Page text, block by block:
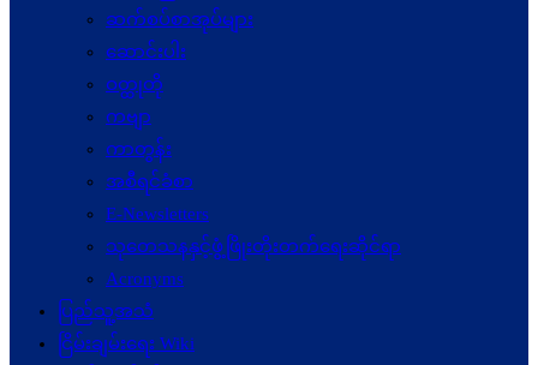
ဆက်စပ်စာအုပ်များ
ဆောင်းပါး
ဝတ္ထုတို
ကဗျာ
ကာတွန်း
အစီရင်ခံစာ
E-Newsletters
သုတေသနနှင့်ဖွံ့ဖြိုးတိုးတက်ရေးဆိုင်ရာ
Acronyms
ပြည်သူ့အသံ
ငြိမ်းချမ်းရေး Wiki